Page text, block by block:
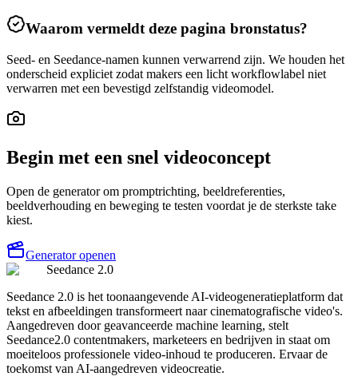
Waarom vermeldt deze pagina bronstatus?
Seed- en Seedance-namen kunnen verwarrend zijn. We houden het
onderscheid expliciet zodat makers een licht workflowlabel niet
verwarren met een bevestigd zelfstandig videomodel.
Begin met een snel videoconcept
Open de generator om promptrichting, beeldreferenties,
beeldverhouding en beweging te testen voordat je de sterkste take
kiest.
Generator openen
Seedance 2.0
Seedance 2.0 is het toonaangevende AI-videogeneratieplatform dat
tekst en afbeeldingen transformeert naar cinematografische video's.
Aangedreven door geavanceerde machine learning, stelt
Seedance2.0 contentmakers, marketeers en bedrijven in staat om
moeiteloos professionele video-inhoud te produceren. Ervaar de
toekomst van AI-aangedreven videocreatie.